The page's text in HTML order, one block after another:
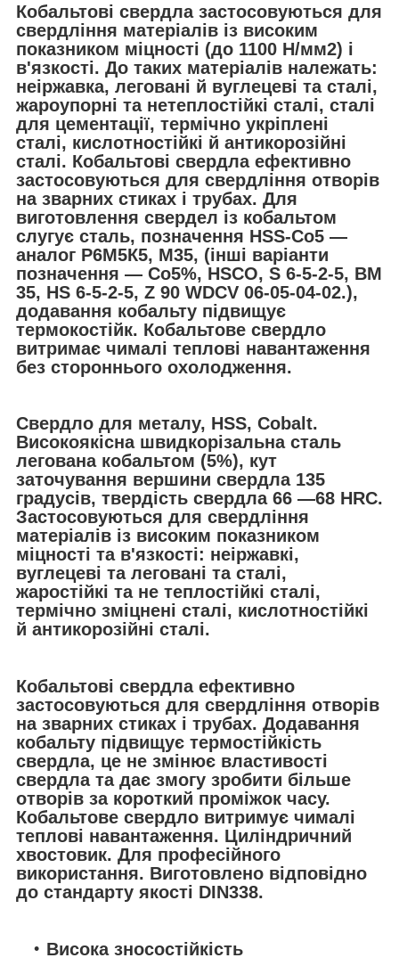
Кобальтові свердла застосовуються для
свердління матеріалів із високим
показником міцності (до 1100 Н/мм2) і
в'язкості. До таких матеріалів належать:
неіржавка, леговані й вуглецеві та сталі,
жароупорні та нетеплостійкі сталі, сталі
для цементації, термічно укріплені
сталі, кислотностійкі й антикорозійні
сталі. Кобальтові свердла ефективно
застосовуються для свердління отворів
на зварних стиках і трубах. Для
виготовлення свердел із кобальтом
слугує сталь, позначення HSS-Co5 —
аналог Р6М5К5, M35, (інші варіанти
позначення — Co5%, HSCO, S 6-5-2-5, BM
35, HS 6-5-2-5, Z 90 WDCV 06-05-04-02.),
додавання кобальту підвищує
термокостійк. Кобальтове свердло
витримає чималі теплові навантаження
без стороннього охолодження.
Свердло для металу, HSS, Cobalt.
Високоякісна швидкорізальна сталь
легована кобальтом (5%), кут
заточування вершини свердла 135
градусів, твердість свердла 66 —68 HRC.
Застосовуються для свердління
матеріалів із високим показником
міцності та в'язкості: неіржавкі,
вуглецеві та леговані та сталі,
жаростійкі та не теплостійкі сталі,
термічно зміцнені сталі, кислотностійкі
й антикорозійні сталі.
Кобальтові свердла ефективно
застосовуються для свердління отворів
на зварних стиках і трубах. Додавання
кобальту підвищує термостійкість
свердла, це не змінює властивості
свердла та дає змогу зробити більше
отворів за короткий проміжок часу.
Кобальтове свердло витримує чималі
теплові навантаження. Циліндричний
хвостовик. Для професійного
використання. Виготовлено відповідно
до стандарту якості DIN338.
Висока зносостійкість